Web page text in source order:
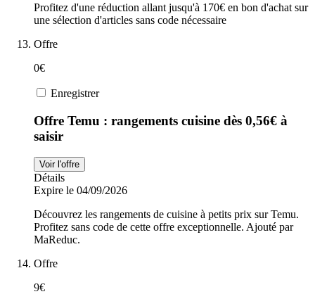
Profitez d'une réduction allant jusqu'à 170€ en bon d'achat sur
une sélection d'articles sans code nécessaire
Offre
0€
Enregistrer
Offre Temu : rangements cuisine dès 0,56€ à
saisir
Voir l'offre
Détails
Expire le 04/09/2026
Découvrez les rangements de cuisine à petits prix sur Temu.
Profitez sans code de cette offre exceptionnelle. Ajouté par
MaReduc.
Offre
9€